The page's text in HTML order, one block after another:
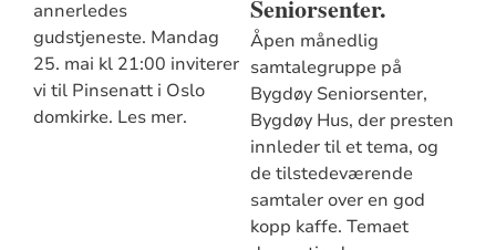
annerledes
gudstjeneste. Mandag
25. mai kl 21:00 inviterer
vi til Pinsenatt i Oslo
domkirke. Les mer.
Seniorsenter.
Åpen månedlig
samtalegruppe på
Bygdøy Seniorsenter,
Bygdøy Hus, der presten
innleder til et tema, og
de tilstedeværende
samtaler over en god
kopp kaffe. Temaet